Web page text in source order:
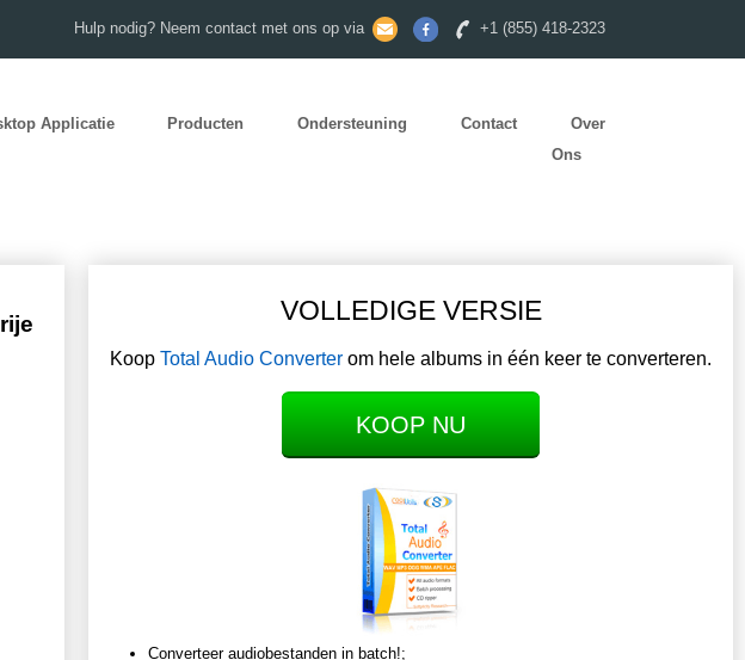
Hulp nodig? Neem contact met ons op via +1 (855) 418-2323
Applicatie Producten Ondersteuning Contact
Over
Ons
VOLLEDIGE VERSIE
Koop Total Audio Converter om hele albums in één keer te converteren.
KOOP NU
Converteer audiobestanden in batch!;